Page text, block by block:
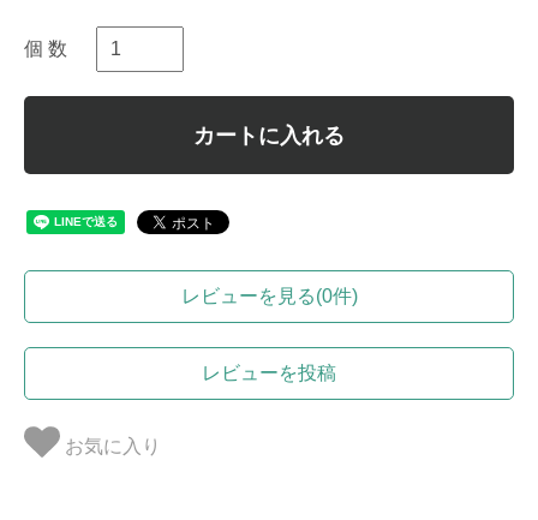
個 数
カートに入れる
レビューを見る(0件)
レビューを投稿
お気に入り